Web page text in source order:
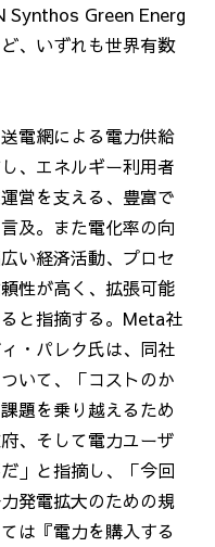
Synthos Green Energ
、いずれも世界有数
電網による電力供給
、エネルギー利用者
営を支える、豊富で
及。また電化率の向
い経済活動、プロセ
性が高く、拡張可能
と指摘する。Meta社
・パレク氏は、同社
いて、「コストのか
題を乗り越えるため
、そして電力ユーザ
」と指摘し、「今回
発電拡大のための規
は『電力を購入する